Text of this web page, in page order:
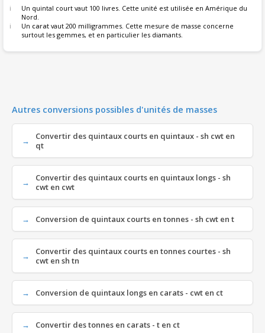
Un quintal court vaut 100 livres. Cette unité est utilisée en Amérique du
Nord.
Un carat vaut 200 milligrammes. Cette mesure de masse concerne
surtout les gemmes, et en particulier les diamants.
Autres conversions possibles d'unités de masses
Convertir des quintaux courts en quintaux - sh cwt en
qt
Convertir des quintaux courts en quintaux longs - sh
cwt en cwt
Conversion de quintaux courts en tonnes - sh cwt en t
Convertir des quintaux courts en tonnes courtes - sh
cwt en sh tn
Conversion de quintaux longs en carats - cwt en ct
Convertir des tonnes en carats - t en ct